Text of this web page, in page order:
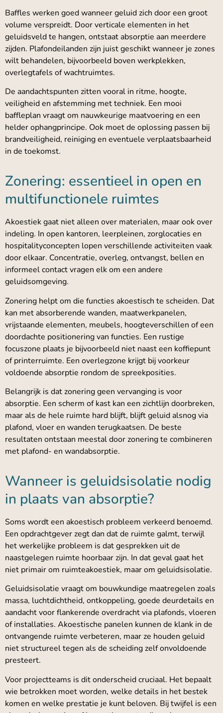
Baffles werken goed wanneer geluid zich door een groot
volume verspreidt. Door verticale elementen in het
geluidsveld te hangen, ontstaat absorptie aan meerdere
zijden. Plafondeilanden zijn juist geschikt wanneer je zones
wilt behandelen, bijvoorbeeld boven werkplekken,
overlegtafels of wachtruimtes.
De aandachtspunten zitten vooral in ritme, hoogte,
veiligheid en afstemming met techniek. Een mooi
baffleplan vraagt om nauwkeurige maatvoering en een
helder ophangprincipe. Ook moet de oplossing passen bij
brandveiligheid, reiniging en eventuele verplaatsbaarheid
in de toekomst.
Zonering: essentieel in open en
multifunctionele ruimtes
Akoestiek gaat niet alleen over materialen, maar ook over
indeling. In open kantoren, leerpleinen, zorglocaties en
hospitalityconcepten lopen verschillende activiteiten vaak
door elkaar. Concentratie, overleg, ontvangst, bellen en
informeel contact vragen elk om een andere
geluidsomgeving.
Zonering helpt om die functies akoestisch te scheiden. Dat
kan met absorberende wanden, maatwerkpanelen,
vrijstaande elementen, meubels, hoogteverschillen of een
doordachte positionering van functies. Een rustige
focuszone plaats je bijvoorbeeld niet naast een koffiepunt
of printerruimte. Een overlegzone krijgt bij voorkeur
voldoende absorptie rondom de spreekposities.
Belangrijk is dat zonering geen vervanging is voor
absorptie. Een scherm of kast kan een zichtlijn doorbreken,
maar als de hele ruimte hard blijft, blijft geluid alsnog via
plafond, vloer en wanden terugkaatsen. De beste
resultaten ontstaan meestal door zonering te combineren
met plafond- en wandabsorptie.
Wanneer is geluidsisolatie nodig
in plaats van absorptie?
Soms wordt een akoestisch probleem verkeerd benoemd.
Een opdrachtgever zegt dan dat de ruimte galmt, terwijl
het werkelijke probleem is dat gesprekken uit de
naastgelegen ruimte hoorbaar zijn. In dat geval gaat het
niet primair om ruimteakoestiek, maar om geluidsisolatie.
Geluidsisolatie vraagt om bouwkundige maatregelen zoals
massa, luchtdichtheid, ontkoppeling, goede deurdetails en
aandacht voor flankerende overdracht via plafonds, vloeren
of installaties. Akoestische panelen kunnen de klank in de
ontvangende ruimte verbeteren, maar ze houden geluid
niet structureel tegen als de scheiding zelf onvoldoende
presteert.
Voor projectteams is dit onderscheid cruciaal. Het bepaalt
wie betrokken moet worden, welke details in het bestek
komen en welke prestatie je kunt beloven. Bij twijfel is een